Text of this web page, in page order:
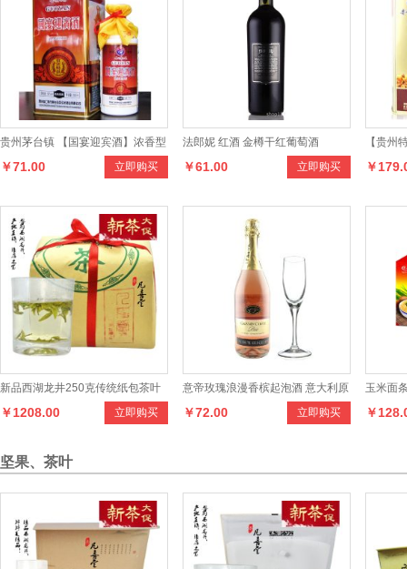
贵州茅台镇 【国宴迎宾酒】浓香型
50度 立即购买
￥71.00
法郎妮 红酒 金樽干红葡萄酒
立即购买
￥61.00
【贵州
团 茅台
￥
新品西湖龙井250克传统纸包茶叶
明前特级T2级正宗绿茶 立即购买
￥1208.00
意帝玫瑰浪漫香槟起泡酒 意大利原
瓶进口 750ml 立即购买
￥72.00
玉米面
条
￥
坚果、茶叶